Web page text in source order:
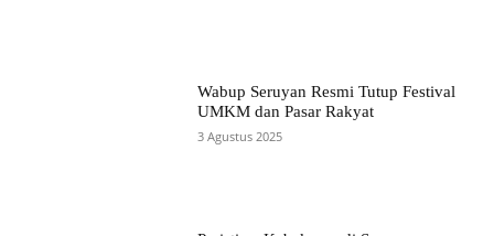
Wabup Seruyan Resmi Tutup Festival
UMKM dan Pasar Rakyat
3 Agustus 2025